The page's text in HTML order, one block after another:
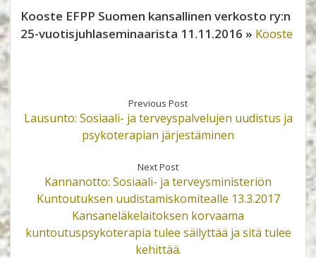
Kooste EFPP Suomen kansallinen verkosto ry:n
25-vuotisjuhlaseminaarista 11.11.2016 » Kooste
Previous Post
Lausunto: Sosiaali- ja terveyspalvelujen uudistus ja
psykoterapian järjestäminen
Next Post
Kannanotto: Sosiaali- ja terveysministeriön
Kuntoutuksen uudistamiskomitealle 13.3.2017
Kansaneläkelaitoksen korvaama
kuntoutuspsykoterapia tulee säilyttää ja sitä tulee
kehittää.